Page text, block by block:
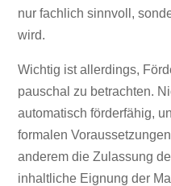
nur fachlich sinnvoll,
wird.
Wichtig ist allerdings,
pauschal zu betrachten.
automatisch förderfähig,
formalen
anderem die Zulassung
inhaltliche Eignung der